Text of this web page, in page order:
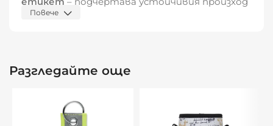
🧵 Здрава и лека – идеална за пътуване и
Дизайн и функционалност:
Повече
Разгледайте още